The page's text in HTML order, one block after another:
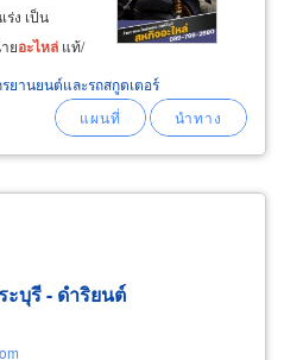
ร่ง เป็น
ยอะไหล่ แท้/
ย่านจรัญ
ยานยนต์และรถสกูตเตอร์
บุรี - ดำริยนต์